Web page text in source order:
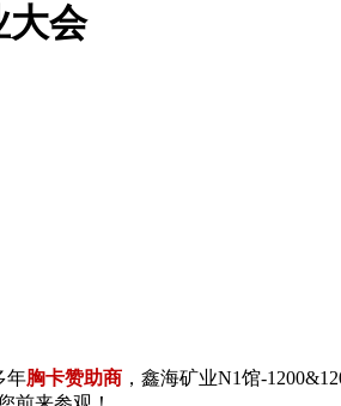
大会
年胸卡赞助商 ，鑫海矿业N1馆-